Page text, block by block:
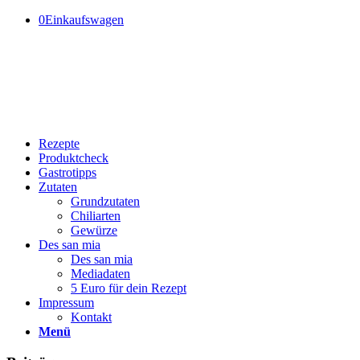
0Einkaufswagen
Rezepte
Produktcheck
Gastrotipps
Zutaten
Grundzutaten
Chiliarten
Gewürze
Des san mia
Des san mia
Mediadaten
5 Euro für dein Rezept
Impressum
Kontakt
Menü